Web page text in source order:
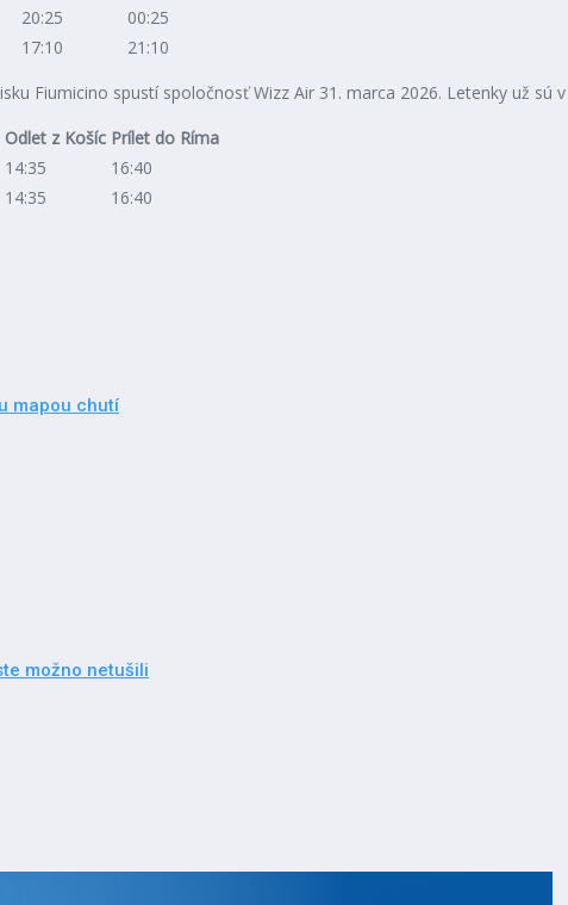
20:25
00:25
17:10
21:10
Fiumicino spustí spoločnosť Wizz Air 31. marca 2026. Letenky už sú
Odlet z Košíc Prílet do Ríma
14:35
16:40
14:35 16:40
mapou chutí
možno netušili